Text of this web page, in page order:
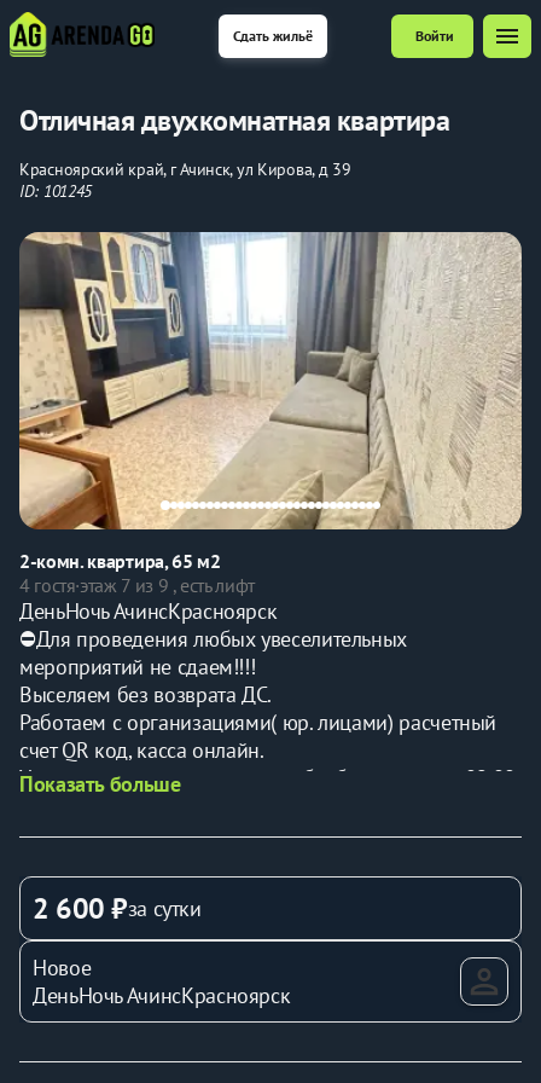
Сдать жильё Войти menu
Отличная двухкомнатная квартира
Красноярский край, г Ачинск, ул Кирова, д 39
ID: 101245
2-комн. квартира, 65 м2
4 гостя·этаж 7 из 9 , есть лифт
ДеньНочь АчинсКрасноярск
⛔️Для проведения любых увеселительных
мероприятий не сдаем!!!!
Выселяем без возврата ДС.
Работаем с организациями( юр. лицами) расчетный
счет QR код, касса онлайн.
Уважаемые гости, все заявки обрабатываются с 09.00
ЧИТАЕМ ВНИМАТЕЛЬНО
заселение (электронный ключ). Для создания доступа
в квартиру Вам нужно зайти в смс там ссылка от
Flatsharing ,пройти два шага (подписание договора и
загрузить фото паспорта) кликая зеленые кнопки.
Только после этого Вам придет код доступа в
квартиру. При возникновении сложностей мы всегда
рады Вам помочь!
Показать больше
2 600 ₽за сутки
Новое
ДеньНочь АчинсКрасноярск